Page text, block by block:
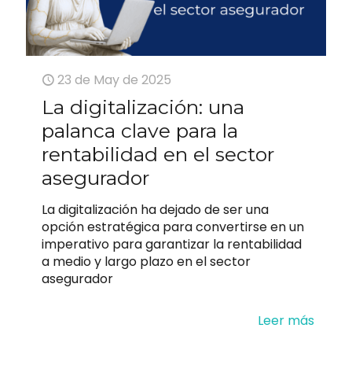
23 de May de 2025
La digitalización: una
palanca clave para la
rentabilidad en el sector
asegurador
La digitalización ha dejado de ser una
opción estratégica para convertirse en un
imperativo para garantizar la rentabilidad
a medio y largo plazo en el sector
asegurador
Leer más